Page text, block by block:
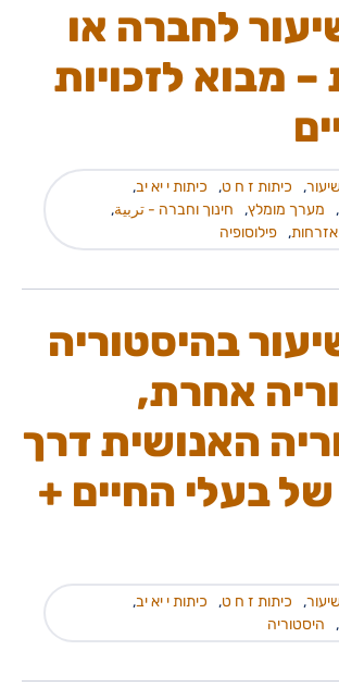
לחברה או
– מבוא לזכויות
, כיתות ז ח ט, כיתות י יא יב,
, מערך מומלץ, חינוך וחברה - تربية,
, פילוסופיה
בהיסטוריה
אחרת,
האנושית דרך
של בעלי החיים +
, כיתות ז ח ט, כיתות י יא יב,
, היסטוריה